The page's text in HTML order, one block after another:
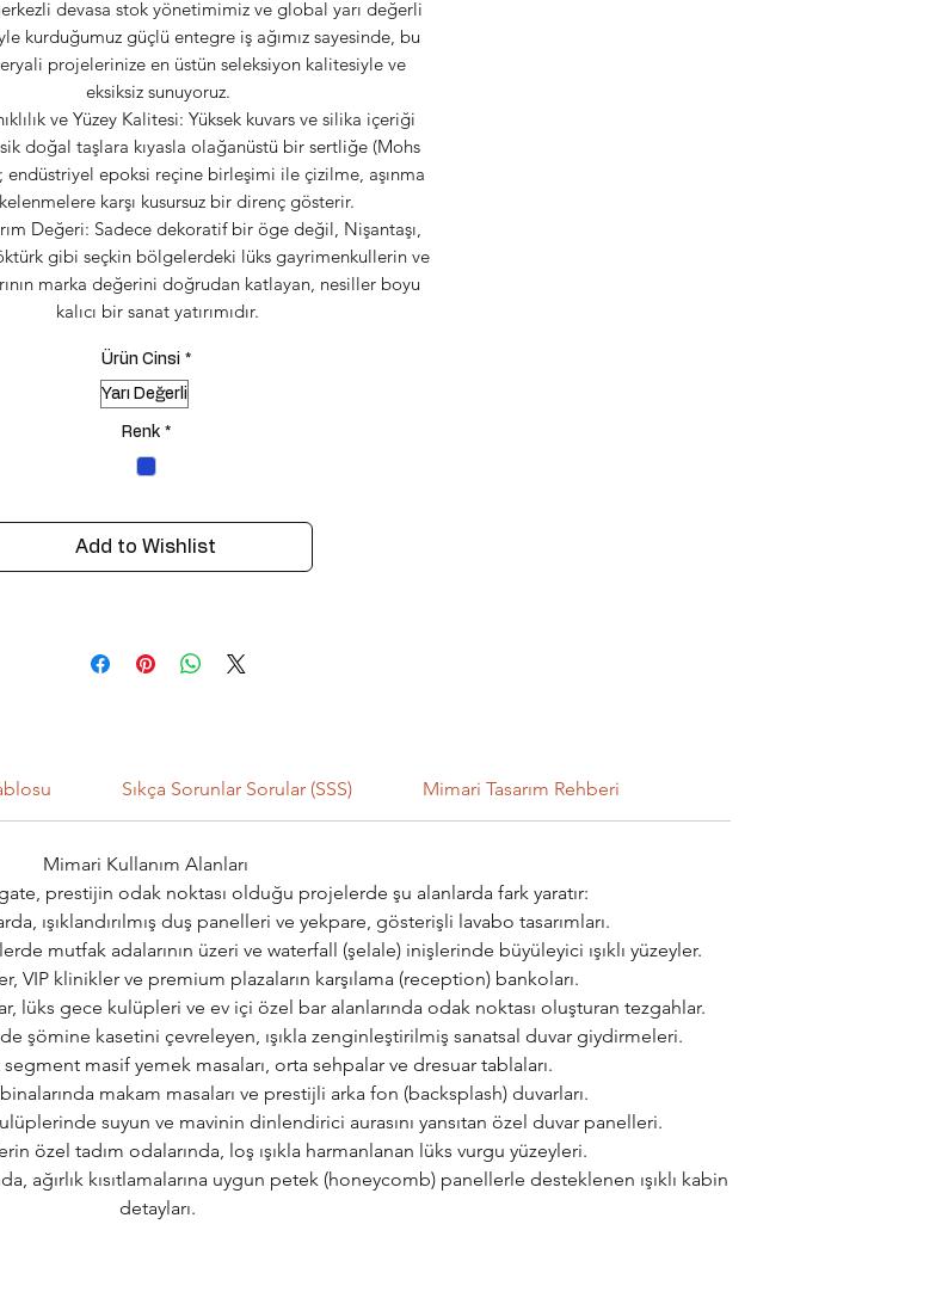
devasa stok yönetimimiz ve global yarı değerli
kurduğumuz güçlü entegre iş ağımız sayesinde, bu
projelerinize en üstün seleksiyon kalitesiyle ve
eksiksiz sunuyoruz.
ve Yüzey Kalitesi: Yüksek kuvars ve silika içeriği
doğal taşlara kıyasla olağanüstü bir sertliğe (Mohs
endüstriyel epoksi reçine birleşimi ile çizilme, aşınma
karşı kusursuz bir direnç gösterir.
Değeri: Sadece dekoratif bir öge değil, Nişantaşı,
gibi seçkin bölgelerdeki lüks gayrimenkullerin ve
marka değerini doğrudan katlayan, nesiller boyu
kalıcı bir sanat yatırımıdır.
Ürün Cinsi *
Yarı Değerli
Renk *
Add to Wishlist
Sıkça Sorunlar Sorular (SSS) Mimari Tasarım Rehberi
Mimari Kullanım Alanları
prestijin odak noktası olduğu projelerde şu alanlarda fark yaratır:
ışıklandırılmış duş panelleri ve yekpare, gösterişli lavabo tasarımları.
mutfak adalarının üzeri ve waterfall (şelale) inişlerinde büyüleyici ışıklı yüzeyler.
VIP klinikler ve premium plazaların karşılama (reception) bankoları.
lüks gece kulüpleri ve ev içi özel bar alanlarında odak noktası oluşturan tezgahlar.
şömine kasetini çevreleyen, ışıkla zenginleştirilmiş sanatsal duvar giydirmeleri.
masif yemek masaları, orta sehpalar ve dresuar tablaları.
makam masaları ve prestijli arka fon (backsplash) duvarları.
suyun ve mavinin dinlendirici aurasını yansıtan özel duvar panelleri.
özel tadım odalarında, loş ışıkla harmanlanan lüks vurgu yüzeyleri.
ağırlık kısıtlamalarına uygun petek (honeycomb) panellerle desteklenen ışıklı kabin
detayları.